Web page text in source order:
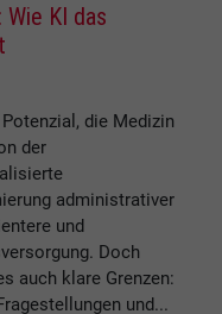
KI das
die Medizin
der
administrativer
und
Doch
auch klare Grenzen:
und...